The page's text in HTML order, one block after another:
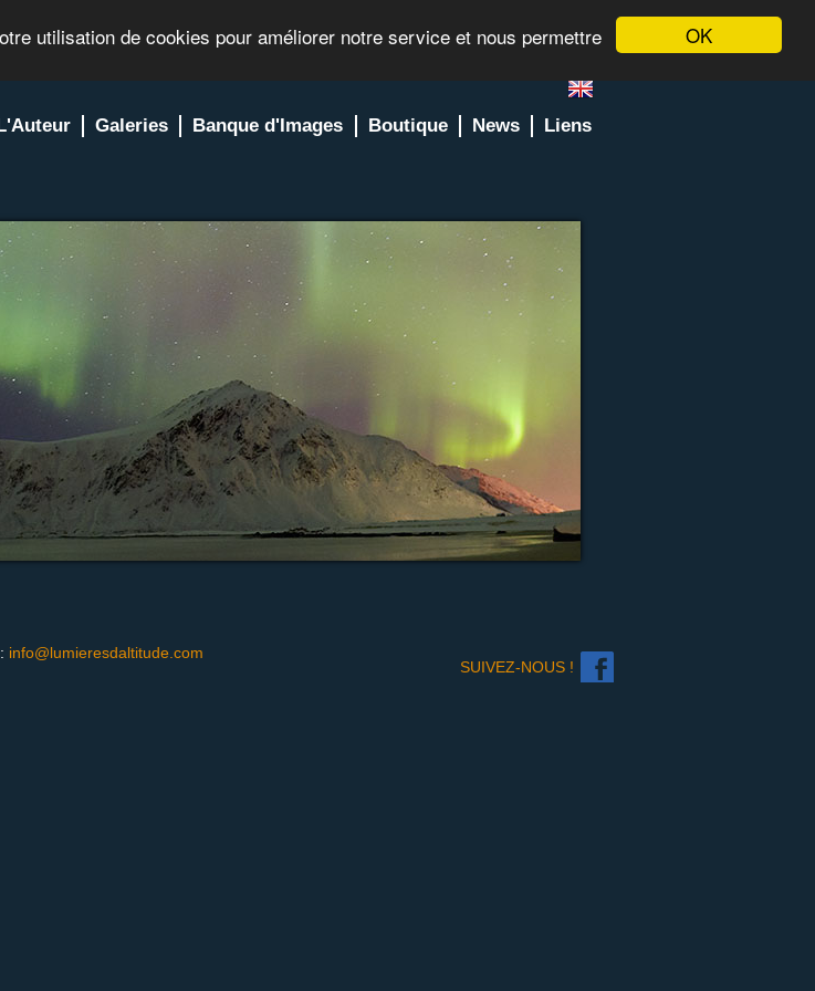
OK
utilisation de cookies pour améliorer notre service et nous permettre
Galeries Banque d'Images Boutique News Liens
info@lumieresdaltitude.com
SUIVEZ-NOUS !